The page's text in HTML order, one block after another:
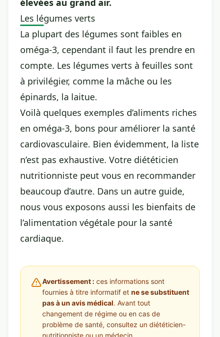
élevées au grand air.
Les légumes verts
La plupart des légumes sont faibles en
oméga-3, cependant il faut les prendre en
compte. Les légumes verts à feuilles sont
à privilégier, comme la mâche ou les
épinards, la laitue.
Voilà quelques exemples d’aliments riches
en oméga-3, bons pour améliorer la santé
cardiovasculaire. Bien évidemment, la liste
n’est pas exhaustive. Votre diététicien
nutritionniste peut vous en recommander
beaucoup d’autre. Dans un autre guide,
nous vous exposons aussi les bienfaits de
l’alimentation végétale pour la santé
cardiaque.
Avertissement : ces informations sont
fournies à titre informatif et ne se substituent
pas à un avis médical. Avant tout
changement de régime ou en cas de
problème de santé, consultez un diététicien-
nutritionniste ou un médecin.